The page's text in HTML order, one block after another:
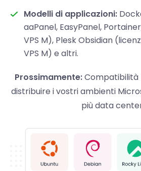
Modelli di applicazioni:
aaPanel, EasyPanel,
VPS M), Plesk Obsidian
VPS M) e altri.
Prossimamente:Compatibilità
distribuire i vostri ambienti
più data